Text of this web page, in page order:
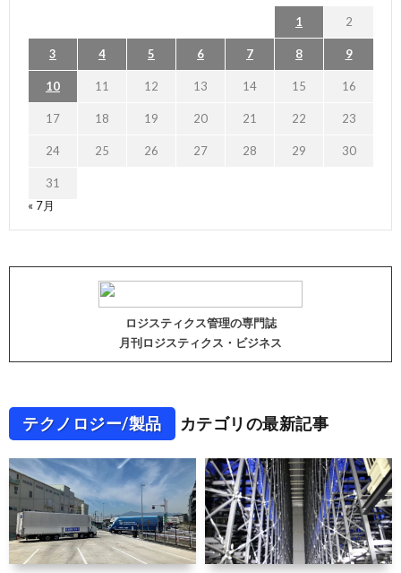
1 2
3 4 5 6 7 8 9
10 11 12 13 14 15 16
17 18 19 20 21 22 23
24 25 26 27 28 29 30
31
« 7月
ロジスティクス管理の専門誌
月刊ロジスティクス・ビジネス
テクノロジー/製品 カテゴリの最新記事